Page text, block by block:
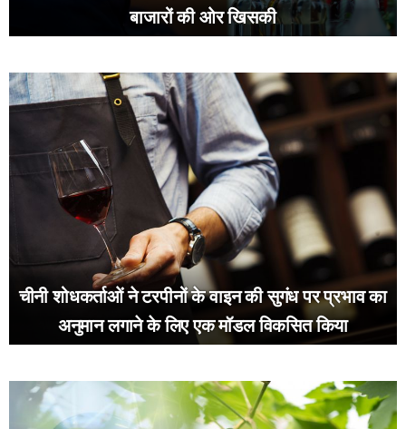
बाजारों की ओर खिसकी
चीनी शोधकर्ताओं ने टरपीनों के वाइन की सुगंध पर प्रभाव का
अनुमान लगाने के लिए एक मॉडल विकसित किया